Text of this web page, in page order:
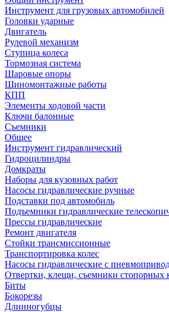
Инструмент для грузовых автомобилей
Головки ударные
Двигатель
Рулевой механизм
Ступица колеса
Тормозная система
Шаровые опоры
Шиномонтажные работы
КПП
Элементы ходовой части
Ключи балонные
Съемники
Общее
Инструмент гидравлический
Гидроцилиндры
Домкраты
Наборы для кузовных работ
Насосы гидравлические ручные
Подставки под автомобиль
Подъемники гидравлические
Прессы гидравлические
Ремонт двигателя
Стойки трансмиссионные
Транспортировка колес
Насосы гидравлические с
Отвертки, клещи, съемники стопорных
Биты
Бокорезы
Длинногубцы